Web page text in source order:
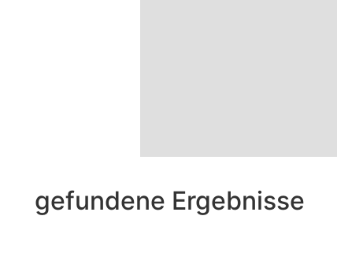
gefundene Ergebnisse